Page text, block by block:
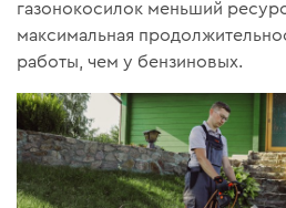
газонокосилок меньший
максимальная
работы, чем у бензиновых.